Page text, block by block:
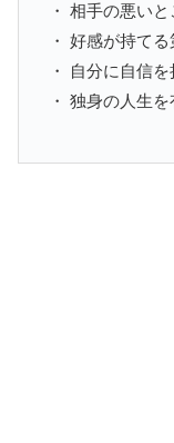
・ 相手の悪い
・ 好感が持て
・ 自分に自信
・ 独身の人生